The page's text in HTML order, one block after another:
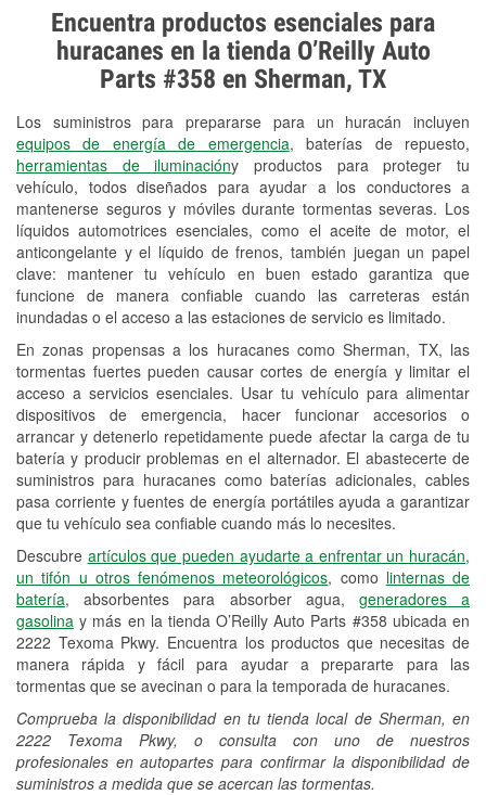
Encuentra productos esenciales para
huracanes en la tienda O’Reilly Auto
Parts #358 en Sherman, TX
Los suministros para prepararse para un huracán incluyen
equipos de energía de emergencia, baterías de repuesto,
herramientas de iluminacióny productos para proteger tu
vehículo, todos diseñados para ayudar a los conductores a
mantenerse seguros y móviles durante tormentas severas. Los
líquidos automotrices esenciales, como el aceite de motor, el
anticongelante y el líquido de frenos, también juegan un papel
clave: mantener tu vehículo en buen estado garantiza que
funcione de manera confiable cuando las carreteras están
inundadas o el acceso a las estaciones de servicio es limitado.
En zonas propensas a los huracanes como Sherman, TX, las
tormentas fuertes pueden causar cortes de energía y limitar el
acceso a servicios esenciales. Usar tu vehículo para alimentar
dispositivos de emergencia, hacer funcionar accesorios o
arrancar y detenerlo repetidamente puede afectar la carga de tu
batería y producir problemas en el alternador. El abastecerte de
suministros para huracanes como baterías adicionales, cables
pasa corriente y fuentes de energía portátiles ayuda a garantizar
que tu vehículo sea confiable cuando más lo necesites.
Descubre artículos que pueden ayudarte a enfrentar un huracán,
un tifón u otros fenómenos meteorológicos, como linternas de
batería, absorbentes para absorber agua, generadores a
gasolina y más en la tienda O’Reilly Auto Parts #358 ubicada en
2222 Texoma Pkwy. Encuentra los productos que necesitas de
manera rápida y fácil para ayudar a prepararte para las
tormentas que se avecinan o para la temporada de huracanes.
Comprueba la disponibilidad en tu tienda local de Sherman, en
2222 Texoma Pkwy, o consulta con uno de nuestros
profesionales en autopartes para confirmar la disponibilidad de
suministros a medida que se acercan las tormentas.
Prueba de alternadores y
arrancadores
Revisión de la luz "Check Engine"
Reciclaje de baterías y aceite
Instalación de bombillas de faros
Instalación de limpiaparabrisas
Programa de Préstamo de
Herramientas
Mezcla de pinturas
Rectificación de tambores y discos de
freno
Mangueras hidráulicas a la medida
Hurricane Supplies
Tornado Supplies
Conoce más
Idiomas adicionales
Español